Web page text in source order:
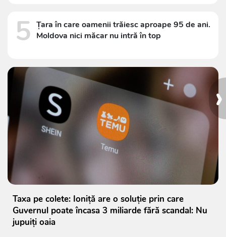
›
5 Țara în care oamenii trăiesc aproape 95 de ani.
Moldova nici măcar nu intră în top
Taxa pe colete: Ioniță are o soluție prin care
Guvernul poate încasa 3 miliarde fără scandal: Nu
jupuiți oaia